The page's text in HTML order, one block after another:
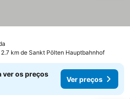
2.7 km de Sankt Pölten Hauptbahnhof
ver os preços
Ver preços